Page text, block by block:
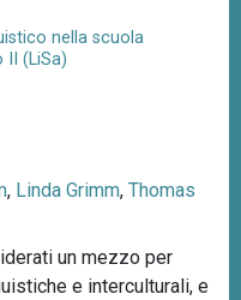
nella scuola
II (LiSa)
, Linda Grimm, Thomas
un mezzo per
e interculturali, e